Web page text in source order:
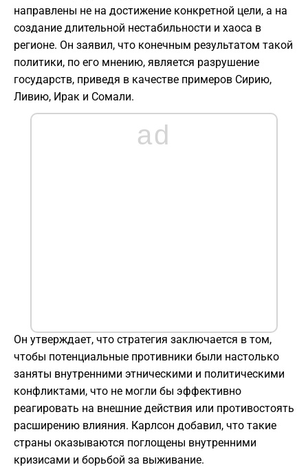
направлены не на достижение конкретной цели, а на
создание длительной нестабильности и хаоса в
регионе. Он заявил, что конечным результатом такой
политики, по его мнению, является разрушение
государств, приведя в качестве примеров Сирию,
Ливию, Ирак и Сомали.
ad
Он утверждает, что стратегия заключается в том,
чтобы потенциальные противники были настолько
заняты внутренними этническими и политическими
конфликтами, что не могли бы эффективно
реагировать на внешние действия или противостоять
расширению влияния. Карлсон добавил, что такие
страны оказываются поглощены внутренними
кризисами и борьбой за выживание.